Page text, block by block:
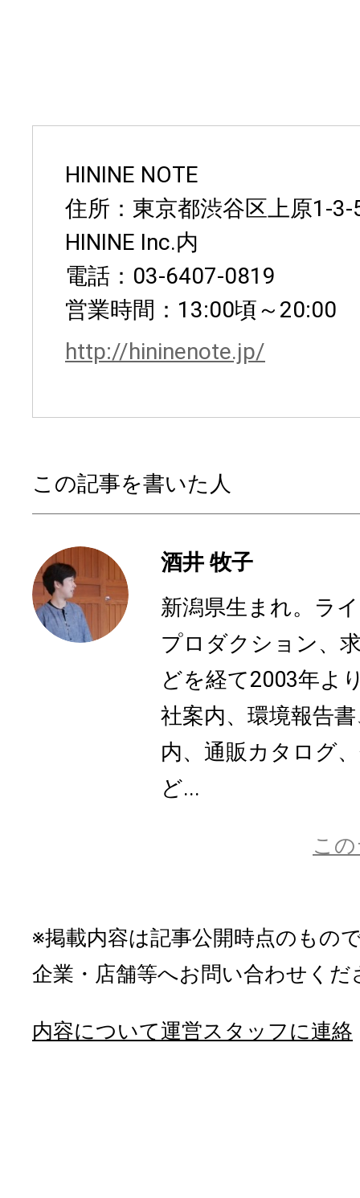
HININE NOTE
住所：東京都渋谷区上原1-
HININE Inc.内
電話：03-6407-0819
営業時間：13:00頃～20:00
http://hininenote.jp/
この記事を書いた人
酒井 牧子
新潟県生まれ。ラ
プロダクション、
どを経て2003年よ
社案内、環境報告
内、通販カタログ
ど...
こ
※掲載内容は記事公開時点のもの
企業・店舗等へお問い合わせくだ
内容について運営スタッフに連絡